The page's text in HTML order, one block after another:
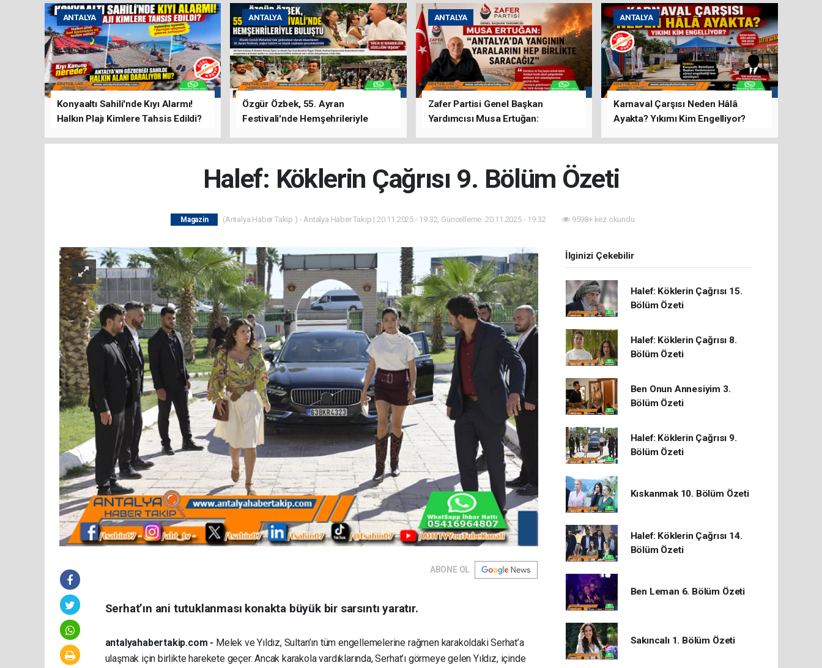
ANTALYA
Konyaaltı Sahili'nde Kıyı Alarmı!
Halkın Plajı Kimlere Tahsis Edildi?
ANTALYA
Özgür Özbek, 55. Ayran
Festivali'nde Hemşehrileriyle
ANTALYA
Zafer Partisi Genel Başkan
Yardımcısı Musa Ertuğan:
ANTALYA
Karnaval Çarşısı Neden Hâlâ
Ayakta? Yıkımı Kim Engelliyor?
Halef: Köklerin Çağrısı 9. Bölüm Özeti
Magazin (Antalya Haber Takip ) - Antalya Haber Takip | 20.11.2025 - 19:32, Güncelleme: 20.11.2025 - 19:32 9598+ kez okundu.
ABONE OL
Serhat’ın ani tutuklanması konakta büyük bir sarsıntı yaratır.
antalyahabertakip.com - Melek ve Yıldız, Sultan’ın tüm engellemelerine rağmen karakoldaki Serhat’a
ulaşmak için birlikte harekete geçer. Ancak karakola vardıklarında, Serhat’ı görmeye gelen Yıldız, içinde
İlginizi Çekebilir
Halef: Köklerin Çağrısı 15.
Bölüm Özeti
Halef: Köklerin Çağrısı 8.
Bölüm Özeti
Ben Onun Annesiyim 3.
Bölüm Özeti
Halef: Köklerin Çağrısı 9.
Bölüm Özeti
Kıskanmak 10. Bölüm Özeti
Halef: Köklerin Çağrısı 14.
Bölüm Özeti
Ben Leman 6. Bölüm Özeti
Sakıncalı 1. Bölüm Özeti